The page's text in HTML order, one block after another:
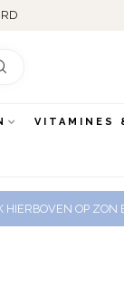
VITAMINES
HIERBOVEN OP